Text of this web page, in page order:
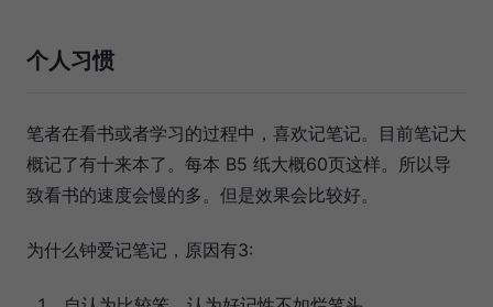
个人习惯
笔者在看书或者学习的过程中，喜欢记笔记。目前笔记大
概记了有十来本了。每本 B5 纸大概60页这样。所以导
致看书的速度会慢的多。但是效果会比较好。
为什么钟爱记笔记，原因有3: